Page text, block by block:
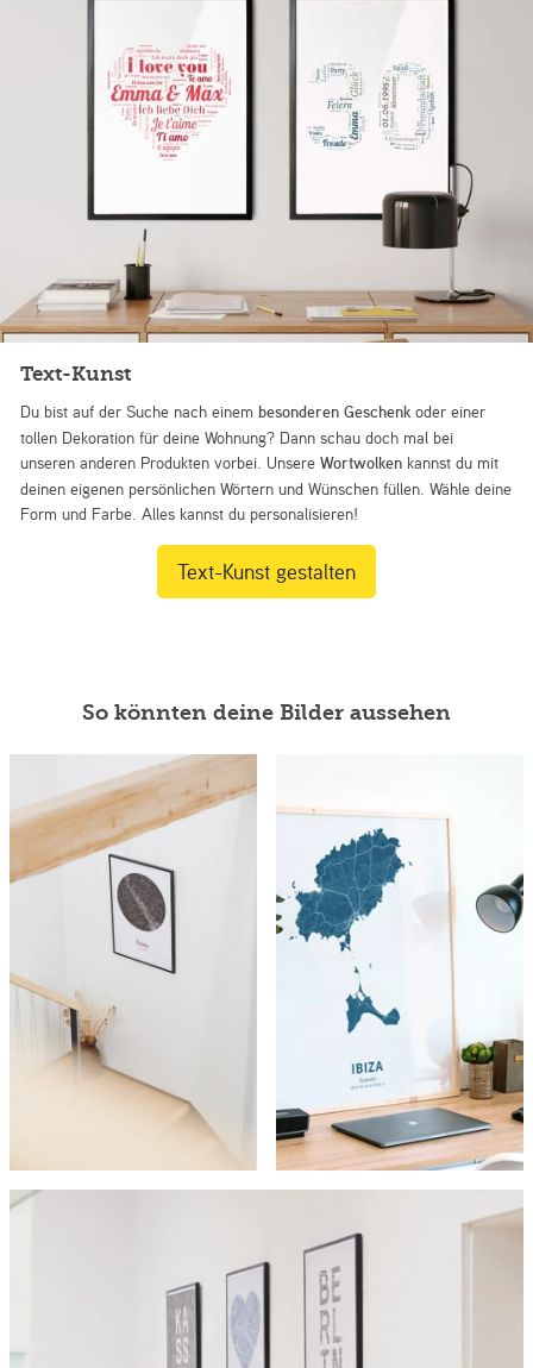
Text-Kunst
Du bist auf der Suche nach einem besonderen Geschenk oder einer
tollen Dekoration für deine Wohnung? Dann schau doch mal bei
unseren anderen Produkten vorbei. UnsereWortwolken kannst du mit
deinen eigenen persönlichen Wörtern und Wünschen füllen. Wähle deine
Form und Farbe. Alles kannst du personalisieren!
Text-Kunst gestalten
So könnten deine Bilder aussehen